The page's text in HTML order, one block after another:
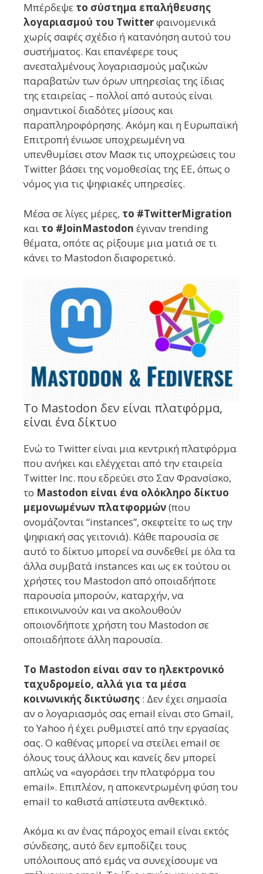
Μπέρδεψε το σύστημα επαλήθευσης
λογαριασμού του Twitterφαινομενικά
χωρίς σαφές σχέδιο ή κατανόηση αυτού του
συστήματος. Και επανέφερε τους
ανεσταλμένους λογαριασμούς μαζικών
παραβατών των όρων υπηρεσίας της ίδιας
της εταιρείας – πολλοί από αυτούς είναι
σημαντικοί διαδότες μίσους και
παραπληροφόρησης. Ακόμη και η Ευρωπαϊκή
Επιτροπή ένιωσε υποχρεωμένη να
υπενθυμίσει στον Μασκ τις υποχρεώσεις του
Twitter βάσει της νομοθεσίας της ΕΕ, όπως ο
νόμος για τις ψηφιακές υπηρεσίες.
Μέσα σε λίγες μέρες, το #TwitterMigration
και το #JoinMastodon έγιναν trending
θέματα, οπότε ας ρίξουμε μια ματιά σε τι
κάνει το Mastodon διαφορετικό.
Το Mastodon δεν είναι πλατφόρμα,
είναι ένα δίκτυο
Ενώ το Twitter είναι μια κεντρική πλατφόρμα
που ανήκει και ελέγχεται από την εταιρεία
Twitter Inc. που εδρεύει στο Σαν Φρανσίσκο,
το Mastodon είναι ένα ολόκληρο δίκτυο
μεμονωμένων πλατφορμών(που
ονομάζoνται “instances”, σκεφτείτε το ως την
ψηφιακή σας γειτονιά). Κάθε παρουσία σε
αυτό το δίκτυο μπορεί να συνδεθεί με όλα τα
άλλα συμβατά instances και ως εκ τούτου οι
χρήστες του Mastodon από οποιαδήποτε
παρουσία μπορούν, καταρχήν, να
επικοινωνούν και να ακολουθούν
οποιονδήποτε χρήστη του Mastodon σε
οποιαδήποτε άλλη παρουσία.
Το Mastodon είναι σαν το ηλεκτρονικό
ταχυδρομείο, αλλά για τα μέσα
κοινωνικής δικτύωσης : Δεν έχει σημασία
αν ο λογαριασμός σας email είναι στο Gmail,
το Yahoo ή έχει ρυθμιστεί από την εργασίας
σας. Ο καθένας μπορεί να στείλει email σε
όλους τους άλλους και κανείς δεν μπορεί
απλώς να «αγοράσει την πλατφόρμα του
email». Επιπλέον, η αποκεντρωμένη φύση του
email το καθιστά απίστευτα ανθεκτικό.
Ακόμα κι αν ένας πάροχος email είναι εκτός
σύνδεσης, αυτό δεν εμποδίζει τους
υπόλοιπους από εμάς να συνεχίσουμε να